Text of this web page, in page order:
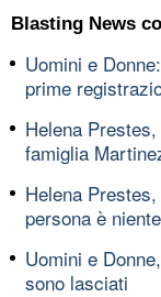
Blasting News
Uomini e
prime
Helena
famiglia
Helena
persona è
Uomini e
sono lasciati